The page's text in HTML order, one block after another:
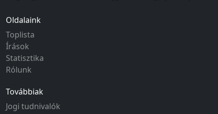
Oldalaink
Toplista
Írások
Statisztika
Rólunk
Továbbiak
Jogi tudnivalók